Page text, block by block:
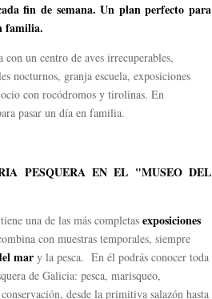
fin de semana.Un plan perfecto para
familia.
con un centro de aves irrecuperables,
nocturnos, granja escuela, exposiciones
con rocódromos y tirolinas. En
pasar un día en familia.
PESQUERA EN EL "MUSEO DEL
una de las más completas exposiciones
con muestras temporales, siempre
mar y la pesca. En él podrás conocer toda
de Galicia: pesca, marisqueo,
desde la primitiva salazón hasta